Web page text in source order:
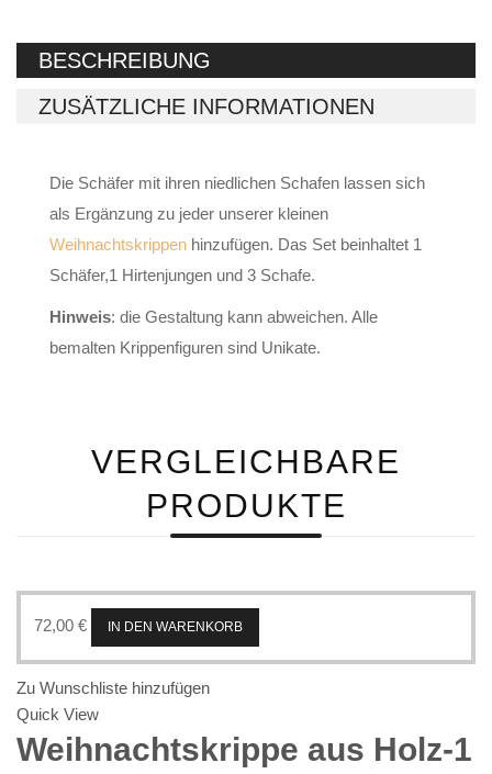
BESCHREIBUNG
ZUSÄTZLICHE INFORMATIONEN
Die Schäfer mit ihren niedlichen Schafen lassen sich
als Ergänzung zu jeder unserer kleinen
Weihnachtskrippen hinzufügen. Das Set beinhaltet 1
Schäfer,1 Hirtenjungen und 3 Schafe.
Hinweis: die Gestaltung kann abweichen. Alle
bemalten Krippenfiguren sind Unikate.
VERGLEICHBARE
PRODUKTE
72,00 € IN DEN WARENKORB
Zu Wunschliste hinzufügen
Quick View
Weihnachtskrippe aus Holz-1